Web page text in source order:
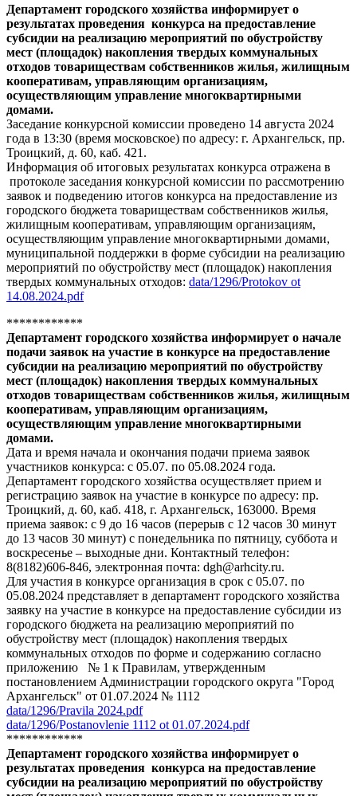
Департамент городского хозяйства информирует о
результатах проведения конкурса на предоставление
субсидии на реализацию мероприятий по обустройству
мест (площадок) накопления твердых коммунальных
отходов товариществам собственников жилья, жилищным
кооперативам, управляющим организациям,
осуществляющим управление многоквартирными
домами.
Заседание конкурсной комиссии проведено 14 августа 2024
года в 13:30 (время московское) по адресу: г. Архангельск, пр.
Троицкий, д. 60, каб. 421.
Информация об итоговых результатах конкурса отражена в
протоколе заседания конкурсной комиссии по рассмотрению
заявок и подведению итогов конкурса на предоставление из
городского бюджета товариществам собственников жилья,
жилищным кооперативам, управляющим организациям,
осуществляющим управление многоквартирными домами,
муниципальной поддержки в форме субсидии на реализацию
мероприятий по обустройству мест (площадок) накопления
твердых коммунальных отходов: data/1296/Protokov ot
14.08.2024.pdf
************
Департамент городского хозяйства информирует о начале
подачи заявок на участие в конкурсе на предоставление
субсидии на реализацию мероприятий по обустройству
мест (площадок) накопления твердых коммунальных
отходов товариществам собственников жилья, жилищным
кооперативам, управляющим организациям,
осуществляющим управление многоквартирными
домами.
Дата и время начала и окончания подачи приема заявок
участников конкурса: с 05.07. по 05.08.2024 года.
Департамент городского хозяйства осуществляет прием и
регистрацию заявок на участие в конкурсе по адресу: пр.
Троицкий, д. 60, каб. 418, г. Архангельск, 163000. Время
приема заявок: с 9 до 16 часов (перерыв с 12 часов 30 минут
до 13 часов 30 минут) с понедельника по пятницу, суббота и
воскресенье – выходные дни. Контактный телефон:
8(8182)606-846, электронная почта: dgh@arhcity.ru.
Для участия в конкурсе организация в срок с 05.07. по
05.08.2024 представляет в департамент городского хозяйства
заявку на участие в конкурсе на предоставление субсидии из
городского бюджета на реализацию мероприятий по
обустройству мест (площадок) накопления твердых
коммунальных отходов по форме и содержанию согласно
приложению № 1 к Правилам, утвержденным
постановлением Администрации городского округа "Город
Архангельск" от 01.07.2024 № 1112
data/1296/Pravila 2024.pdf
data/1296/Postanovlenie 1112 ot 01.07.2024.pdf
************
Департамент городского хозяйства информирует о
результатах проведения конкурса на предоставление
субсидии на реализацию мероприятий по обустройству